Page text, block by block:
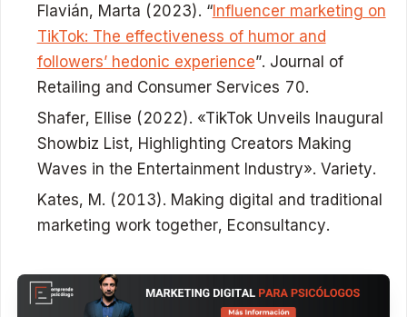
Flavián, Marta (2023). “Influencer marketing on
TikTok: The effectiveness of humor and
followers’ hedonic experience”. Journal of
Retailing and Consumer Services 70.
Shafer, Ellise (2022). «TikTok Unveils Inaugural
Showbiz List, Highlighting Creators Making
Waves in the Entertainment Industry». Variety.
Kates, M. (2013). Making digital and traditional
marketing work together, Econsultancy.